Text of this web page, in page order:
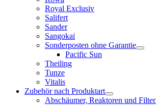
Royal Exclusiv
Salifert
Sander
Sangokai
Sonderposten ohne Garantie
Pacific Sun
Theiling
Tunze
Vitalis
Zubehör nach Produktart
Abschäumer, Reaktoren und Filter